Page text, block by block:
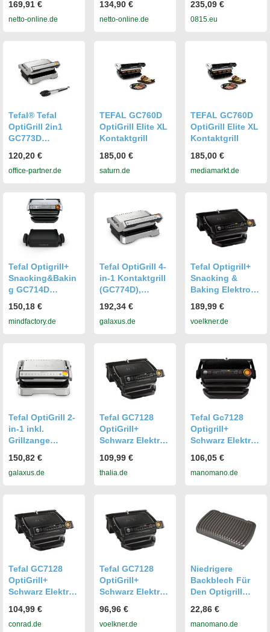
169,91 €
netto-online.de
Upgrade XL
134,90 €
netto-online.de
235,09 €
0815.eu
Tefal® Tefal
OptiGrill 2in1
GC773D
Grillzange
GC773D10
120,20 €
office-partner.de
TEFAL GC760D
OptiGrill Elite XL
Kontaktgrill
185,00 €
saturn.de
TEFAL GC760D
OptiGrill Elite XL
Kontaktgrill
185,00 €
mediamarkt.de
Tefal Optigrill+
Snacking&Bakin
g GC714D
Backschale
150,18 €
mindfactory.de
Tefal OptiGrill 4-
in-1 Kontaktgrill
(GC774D),
(GC774DCH)
192,34 €
galaxus.de
Tefal Optigrill+
Snacking &
Baking Elektro
Automatische
Temperaturanpa
189,99 €
voelkner.de
Tefal OptiGrill 2-
in-1 inkl.
Grillzange
(GC773D),
Edelstahl
150,82 €
galaxus.de
Tefal GC7128
OptiGrill+
Schwarz Elektro,
Kontaktgrill
Grillfunktion,
Kontrollleuchte
Schwarz
109,99 €
thalia.de
Tefal Gc7128
Optigrill+
Schwarz Elektro,
Kontaktgrill
Grillfunktion,
106,05 €
manomano.de
Tefal GC7128
OptiGrill+
Schwarz Elektro,
Kontaktgrill
Grillfunktion,
104,99 €
conrad.de
Tefal GC7128
OptiGrill+
Schwarz Elektro,
Kontaktgrill
Grillfunktion,
96,96 €
voelkner.de
Niedrigere
Backblech Für
Den Optigrill
22,86 €
manomano.de